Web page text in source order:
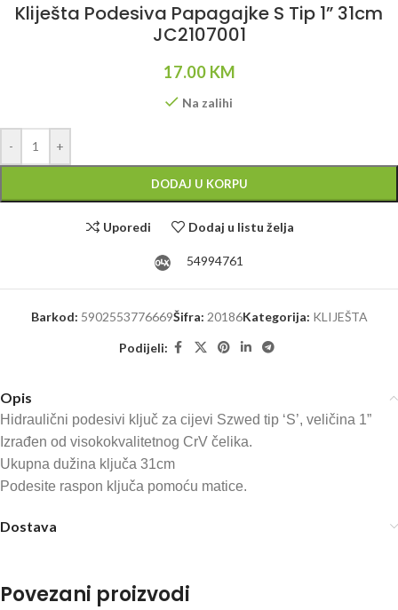
Kliješta Podesiva Papagajke S Tip 1” 31cm
JC2107001
17.00 KM
Na zalihi
- +
DODAJ U KORPU
Uporedi Dodaj u listu želja
54994761
Barkod: 5902553776669Šifra: 20186Kategorija: KLIJEŠTA
Podijeli:
Opis
Hidraulični podesivi ključ za cijevi Szwed tip ‘S’, veličina 1”
Izrađen od visokokvalitetnog CrV čelika.
Ukupna dužina ključa 31cm
Podesite raspon ključa pomoću matice.
Dostava
Povezani proizvodi